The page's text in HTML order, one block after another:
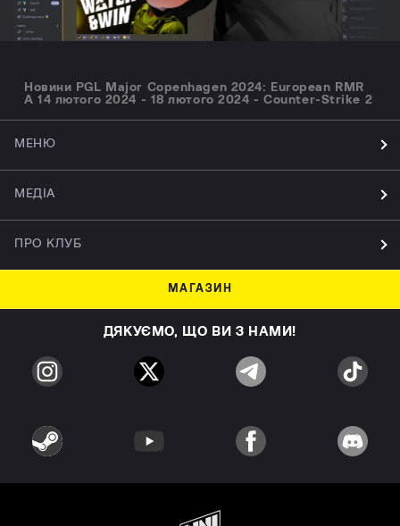
Новини PGL Major Copenhagen 2024: European RMR
A 14 лютого 2024 - 18 лютого 2024 - Counter-Strike 2
МЕНЮ
МЕДІА
ПРО КЛУБ
МАГАЗИН
ДЯКУЄМО, ЩО ВИ З НАМИ!